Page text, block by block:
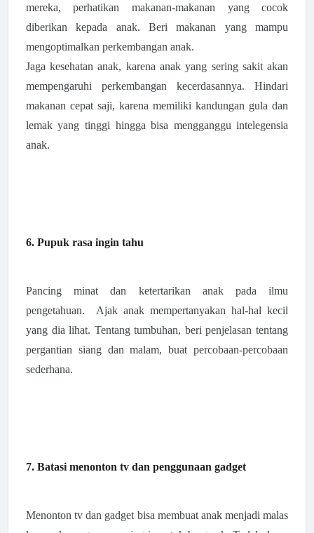
mereka, perhatikan makanan-makanan yang cocok
diberikan kepada anak. Beri makanan yang mampu
mengoptimalkan perkembangan anak.
Jaga kesehatan anak, karena anak yang sering sakit akan
mempengaruhi perkembangan kecerdasannya. Hindari
makanan cepat saji, karena memiliki kandungan gula dan
lemak yang tinggi hingga bisa mengganggu intelegensia
anak.
6. Pupuk rasa ingin tahu
Pancing minat dan ketertarikan anak pada ilmu
pengetahuan. Ajak anak mempertanyakan hal-hal kecil
yang dia lihat. Tentang tumbuhan, beri penjelasan tentang
pergantian siang dan malam, buat percobaan-percobaan
sederhana.
7. Batasi menonton tv dan penggunaan gadget
Menonton tv dan gadget bisa membuat anak menjadi malas